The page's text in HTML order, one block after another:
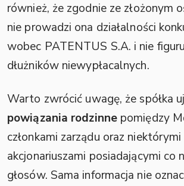
również, że zgodnie ze złożonym
nie prowadzi ona działalności
wobec PATENTUS S.A. i nie
dłużników niewypłacalnych.
Warto zwrócić uwagę, że spółka
powiązania rodzinnepomiędzy
członkami zarządu oraz niektórymi
akcjonariuszami posiadającymi co
głosów. Sama informacja nie